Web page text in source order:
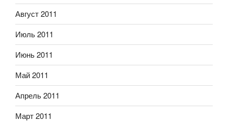
Август 2011
Июль 2011
Июнь 2011
Май 2011
Апрель 2011
Март 2011